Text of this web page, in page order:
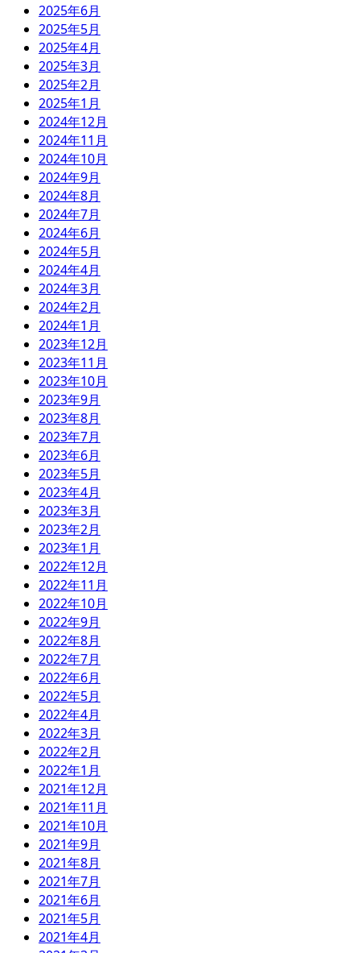
2025年6月
2025年5月
2025年4月
2025年3月
2025年2月
2025年1月
2024年12月
2024年11月
2024年10月
2024年9月
2024年8月
2024年7月
2024年6月
2024年5月
2024年4月
2024年3月
2024年2月
2024年1月
2023年12月
2023年11月
2023年10月
2023年9月
2023年8月
2023年7月
2023年6月
2023年5月
2023年4月
2023年3月
2023年2月
2023年1月
2022年12月
2022年11月
2022年10月
2022年9月
2022年8月
2022年7月
2022年6月
2022年5月
2022年4月
2022年3月
2022年2月
2022年1月
2021年12月
2021年11月
2021年10月
2021年9月
2021年8月
2021年7月
2021年6月
2021年5月
2021年4月